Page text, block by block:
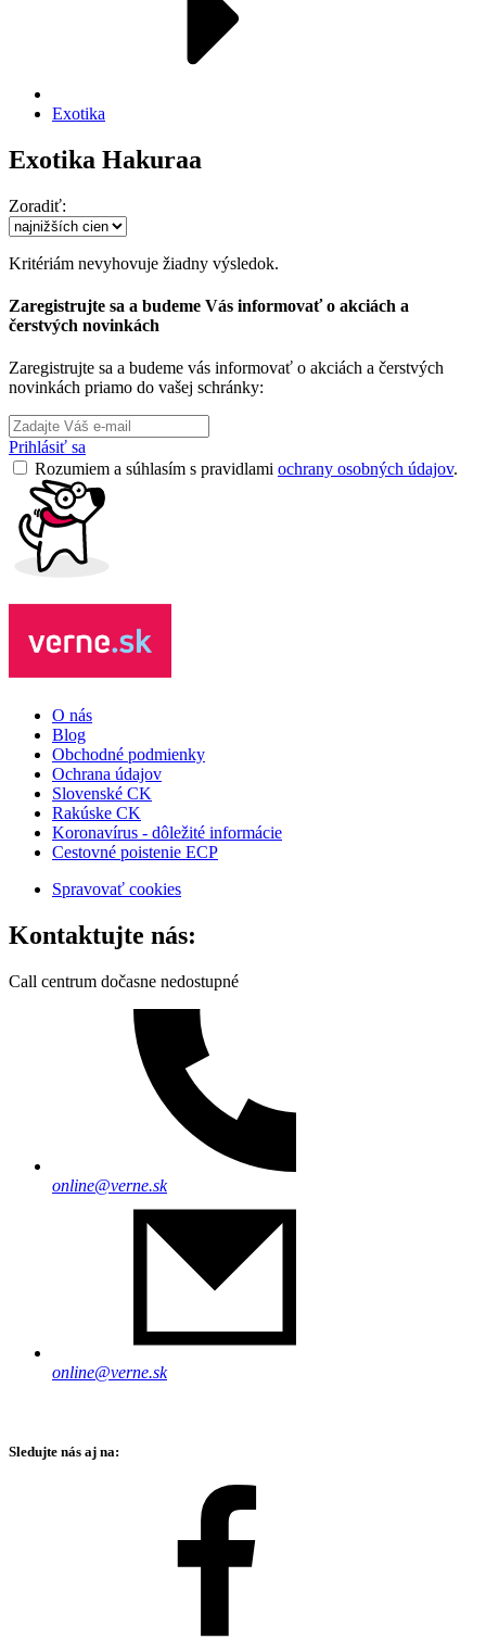
Exotika
Exotika Hakuraa
Zoradiť:
Kritériám nevyhovuje žiadny výsledok.
Zaregistrujte sa a budeme Vás informovať o akciách a
čerstvých novinkách
Zaregistrujte sa a budeme vás informovať o akciách a čerstvých
novinkách priamo do vašej schránky:
Prihlásiť sa
Rozumiem a súhlasím s pravidlami ochrany osobných údajov.
O nás
Blog
Obchodné podmienky
Ochrana údajov
Slovenské CK
Rakúske CK
Koronavírus - dôležité informácie
Cestovné poistenie ECP
Spravovať cookies
Kontaktujte nás:
Call centrum dočasne nedostupné
online@verne.sk
online@verne.sk
Sledujte nás aj na: